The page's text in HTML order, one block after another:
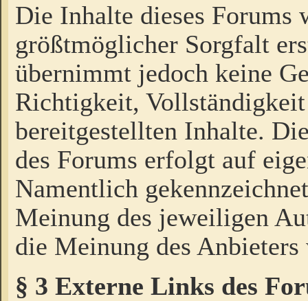
Die Inhalte dieses Forums
größtmöglicher Sorgfalt
übernimmt jedoch keine
Richtigkeit,
bereitgestellten Inhalte.
des Forums erfolgt auf
Namentlich
Meinung des jeweiligen
die Meinung des Anbieters
§ 3 Externe Links des